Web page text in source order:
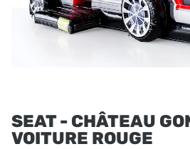
SEAT - CHÂTEAU
VOITURE ROUGE